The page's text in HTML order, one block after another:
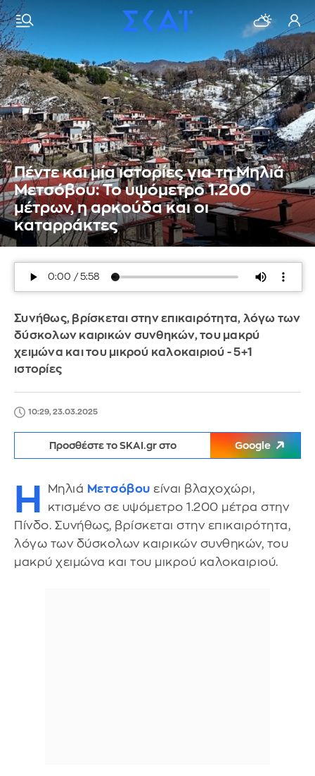
Πέντε και μία ιστορίες για τη Μηλιά
Μετσόβου: Το υψόμετρο 1.200
μέτρων, η αρκούδα και οι
καταρράκτες
Συνήθως, βρίσκεται στην επικαιρότητα, λόγω των
δύσκολων καιρικών συνθηκών, του μακρύ
χειμώνα και του μικρού καλοκαιριού - 5+1
ιστορίες
10:29, 23.03.2025
Προσθέστε το SKAI.gr στο Google
Η Μηλιά Μετσόβου είναι βλαχοχώρι,
κτισμένο σε υψόμετρο 1.200 μέτρα στην
Πίνδο. Συνήθως, βρίσκεται στην επικαιρότητα,
λόγω των δύσκολων καιρικών συνθηκών, του
μακρύ χειμώνα και του μικρού καλοκαιριού.